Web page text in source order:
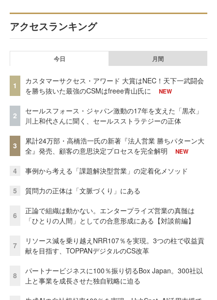
アクセスランキング
今日 月間
1
カスタマーサクセス・アワード 大賞はNEC！天下一武闘会
を勝ち抜いた最強のCSMはfreee青山氏に
NEW
2
セールスフォース・ジャパン激動の17年を支えた「黒衣」
川上和代さんに聞く、セールスストラテジーの正体
3
累計24万部・高橋浩一氏の新著『法人営業 勝ちパターン大
全』発売、顧客の意思決定プロセスを完全解明
NEW
4 事例から考える「課題解決型営業」の定着化メソッド
5 質問力の正体は「文脈づくり」にある
6
正論で組織は動かない。エンタープライズ営業の真髄は
「ひとりの人間」としての合意形成にある【対談前編】
7
リソース減を乗り越えNRR107％を実現。3つの柱で収益貢
献を目指す、TOPPANデジタルのCS改革
8
パートナービジネスに100％振り切るBox Japan。300社以
上と事業を成長させた独自戦略に迫る